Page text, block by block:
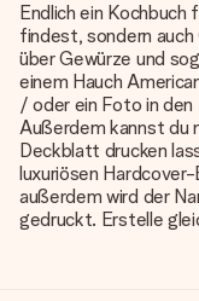
Endlich ein Kochbuch
findest, sondern auch
über Gewürze und
einem Hauch
/ oder ein Foto in den
Außerdem kannst du
Deckblatt drucken
luxuriösen
außerdem wird der
gedruckt. Erstelle